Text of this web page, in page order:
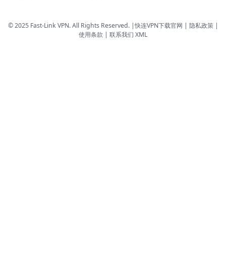
© 2025 Fast-Link VPN. All Rights Reserved. |快连VPN下载官网 | 隐私政策 |
使用条款 | 联系我们 XML